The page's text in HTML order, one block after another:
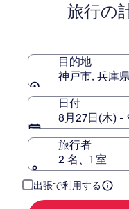
タ
ホ
テ
旅行の
目的地
神戸市, 兵庫
日付
8月27日(木) -
旅行者
2 名、1 室
出張で利用する